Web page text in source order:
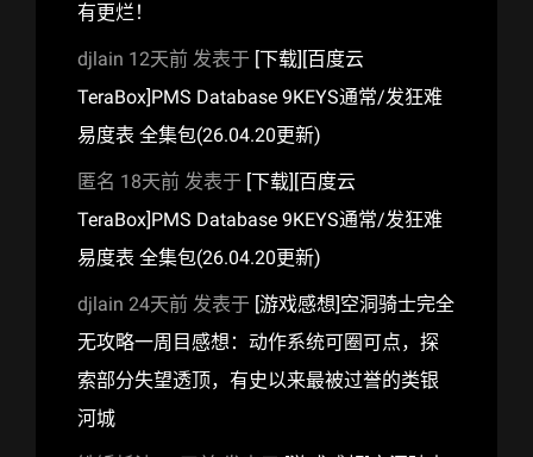
有更烂！
djlain 12天前 发表于 [下载][百度云
TeraBox]PMS Database 9KEYS通常/发狂难
易度表 全集包(26.04.20更新)
匿名 18天前 发表于 [下载][百度云
TeraBox]PMS Database 9KEYS通常/发狂难
易度表 全集包(26.04.20更新)
djlain 24天前 发表于 [游戏感想]空洞骑士完全
无攻略一周目感想：动作系统可圈可点，探
索部分失望透顶，有史以来最被过誉的类银
河城